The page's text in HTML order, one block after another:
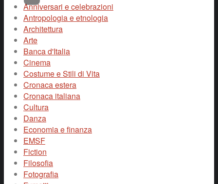
Anniversari e celebrazioni
Antropologia e etnologia
Architettura
Arte
Banca d'Italia
Cinema
Costume e Stili di Vita
Cronaca estera
Cronaca italiana
Cultura
Danza
Economia e finanza
EMSF
Fiction
Filosofia
Fotografia